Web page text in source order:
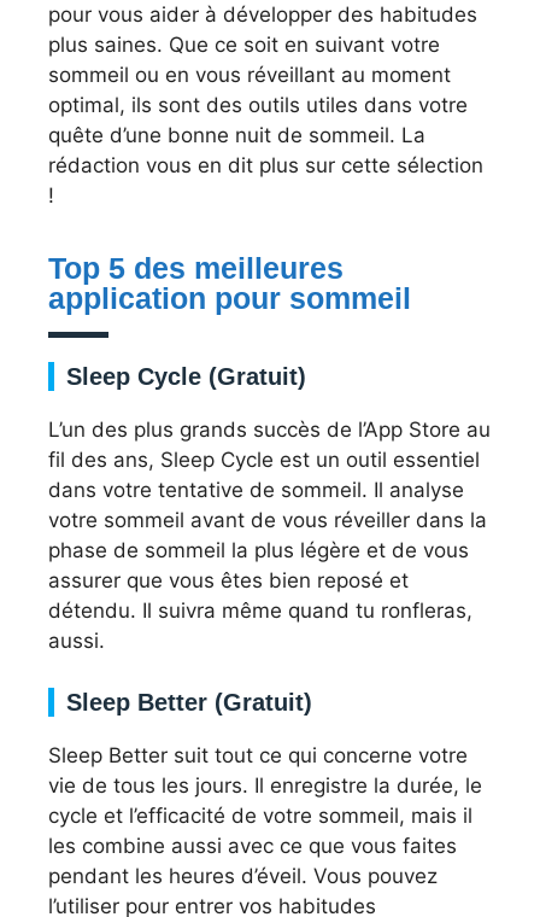
pour vous aider à développer des habitudes
plus saines. Que ce soit en suivant votre
sommeil ou en vous réveillant au moment
optimal, ils sont des outils utiles dans votre
quête d’une bonne nuit de sommeil. La
rédaction vous en dit plus sur cette sélection
!
Top 5 des meilleures
application pour sommeil
Sleep Cycle (Gratuit)
L’un des plus grands succès de l’App Store au
fil des ans, Sleep Cycle est un outil essentiel
dans votre tentative de sommeil. Il analyse
votre sommeil avant de vous réveiller dans la
phase de sommeil la plus légère et de vous
assurer que vous êtes bien reposé et
détendu. Il suivra même quand tu ronfleras,
aussi.
Sleep Better (Gratuit)
Sleep Better suit tout ce qui concerne votre
vie de tous les jours. Il enregistre la durée, le
cycle et l’efficacité de votre sommeil, mais il
les combine aussi avec ce que vous faites
pendant les heures d’éveil. Vous pouvez
l’utiliser pour entrer vos habitudes